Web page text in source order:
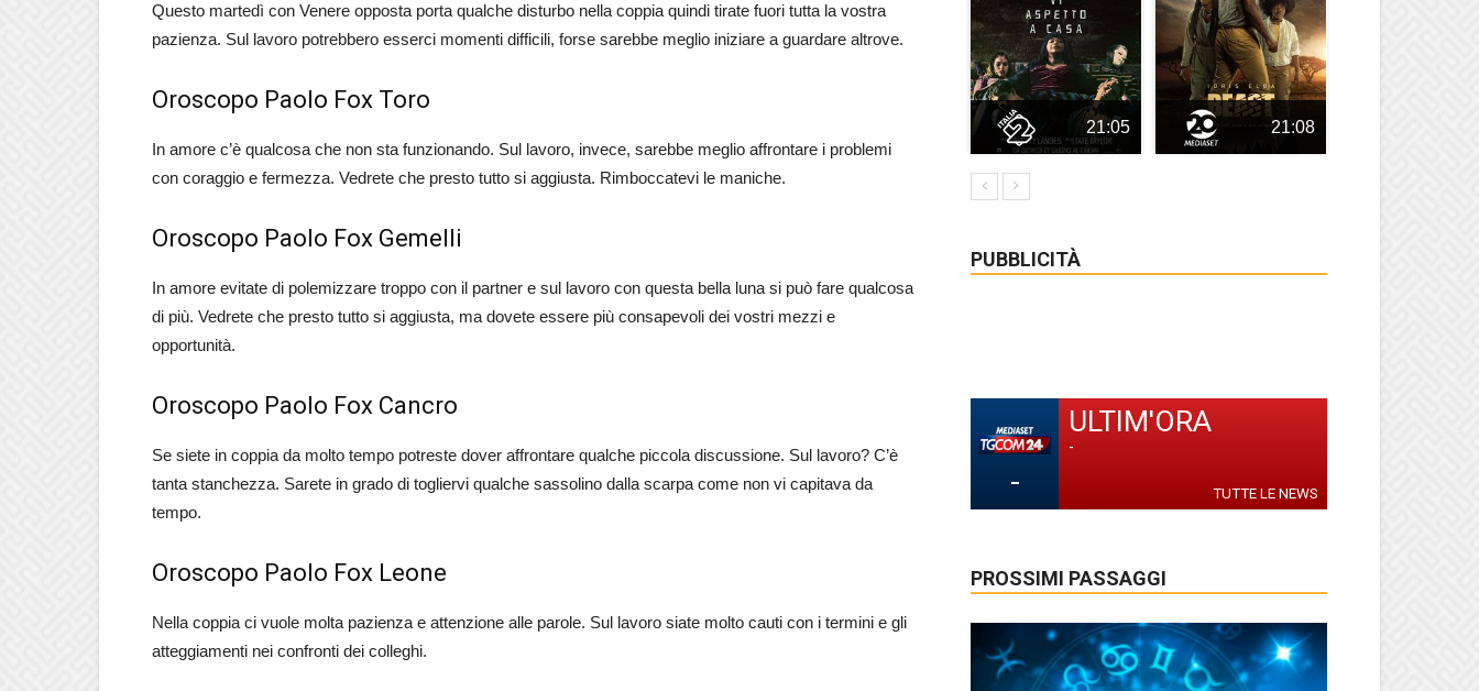
Questo martedì con Venere opposta porta qualche disturbo nella coppia quindi tirate fuori tutta la vostra
pazienza. Sul lavoro potrebbero esserci momenti difficili, forse sarebbe meglio iniziare a guardare altrove.
Oroscopo Paolo Fox Toro
In amore c’è qualcosa che non sta funzionando. Sul lavoro, invece, sarebbe meglio affrontare i problemi
con coraggio e fermezza. Vedrete che presto tutto si aggiusta. Rimboccatevi le maniche.
Oroscopo Paolo Fox Gemelli
In amore evitate di polemizzare troppo con il partner e sul lavoro con questa bella luna si può fare qualcosa
di più. Vedrete che presto tutto si aggiusta, ma dovete essere più consapevoli dei vostri mezzi e
opportunità.
Oroscopo Paolo Fox Cancro
Se siete in coppia da molto tempo potreste dover affrontare qualche piccola discussione. Sul lavoro? C’è
tanta stanchezza. Sarete in grado di togliervi qualche sassolino dalla scarpa come non vi capitava da
tempo.
Oroscopo Paolo Fox Leone
Nella coppia ci vuole molta pazienza e attenzione alle parole. Sul lavoro siate molto cauti con i termini e gli
atteggiamenti nei confronti dei colleghi.
21:05 21:08
PUBBLICITÀ
-
ULTIM'ORA
-
TUTTE LE NEWS
PROSSIMI PASSAGGI